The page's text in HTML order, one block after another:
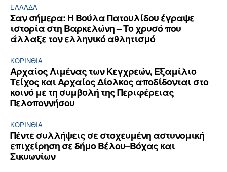
ΕΛΛΆΔΑ
Σαν σήμερα: Η Βούλα Πατουλίδου έγραψε
ιστορία στη Βαρκελώνη – Το χρυσό που
άλλαξε τον ελληνικό αθλητισμό
ΚΟΡΙΝΘΊΑ
Αρχαίος Λιμένας των Κεγχρεών, Εξαμίλιο
Τείχος και Aρχαίος Δίολκος αποδίδονται στο
κοινό με τη συμβολή της Περιφέρειας
Πελοποννήσου
ΚΟΡΙΝΘΊΑ
Πέντε συλλήψεις σε στοχευμένη αστυνομική
επιχείρηση σε δήμο Βέλου–Βόχας και
Σικυωνίων